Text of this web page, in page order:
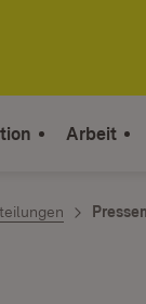
Arbeit